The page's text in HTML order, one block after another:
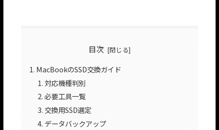
目次
MacBookのSSD交換ガイド
対応機種判別
必要工具一覧
交換用SSD選定
データバックアップ